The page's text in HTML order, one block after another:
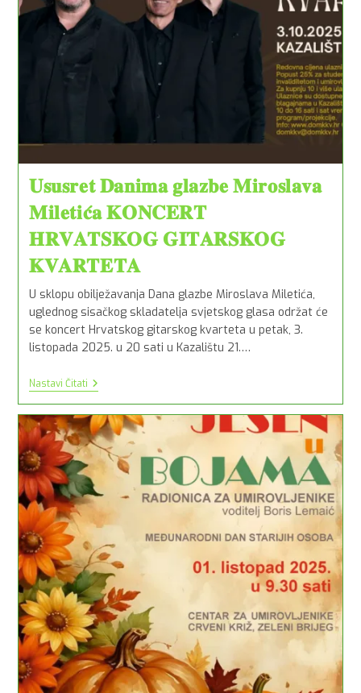
𝐔𝐬𝐮𝐬𝐫𝐞𝐭 𝐃𝐚𝐧𝐢𝐦𝐚 𝐠𝐥𝐚𝐳𝐛𝐞 𝐌𝐢𝐫𝐨𝐬𝐥𝐚𝐯𝐚
𝐌𝐢𝐥𝐞𝐭𝐢𝐜́𝐚 𝐊𝐎𝐍𝐂𝐄𝐑𝐓
𝐇𝐑𝐕𝐀𝐓𝐒𝐊𝐎𝐆 𝐆𝐈𝐓𝐀𝐑𝐒𝐊𝐎𝐆
𝐊𝐕𝐀𝐑𝐓𝐄𝐓𝐀
U sklopu obilježavanja Dana glazbe Miroslava Miletića,
uglednog sisačkog skladatelja svjetskog glasa održat će
se koncert Hrvatskog gitarskog kvarteta u petak, 3.
listopada 2025. u 20 sati u Kazalištu 21.…
Nastavi Čitati𝐔𝐬𝐮𝐬𝐫𝐞𝐭
𝐃𝐚𝐧𝐢𝐦𝐚
𝐠𝐥𝐚𝐳𝐛𝐞
𝐌𝐢𝐫𝐨𝐬𝐥𝐚𝐯𝐚
𝐌𝐢𝐥𝐞𝐭𝐢𝐜́𝐚
𝐊𝐎𝐍𝐂𝐄𝐑𝐓
𝐇𝐑𝐕𝐀𝐓𝐒𝐊𝐎𝐆
𝐆𝐈𝐓𝐀𝐑𝐒𝐊𝐎𝐆
𝐊𝐕𝐀𝐑𝐓𝐄𝐓𝐀